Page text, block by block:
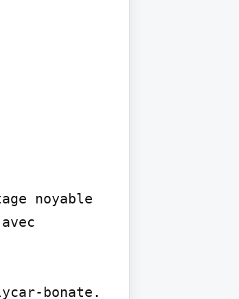
noyable
bonate.